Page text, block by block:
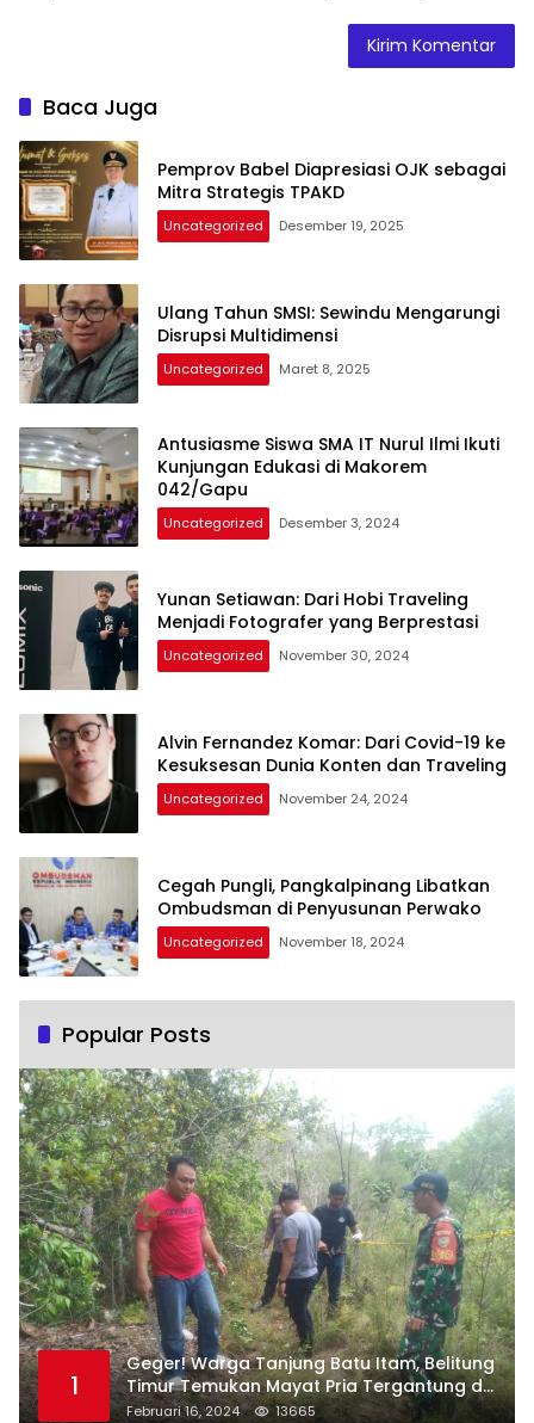
Baca Juga
Pemprov Babel Diapresiasi OJK sebagai
Mitra Strategis TPAKD
Uncategorized Desember 19, 2025
Ulang Tahun SMSI: Sewindu Mengarungi
Disrupsi Multidimensi
Uncategorized Maret 8, 2025
Antusiasme Siswa SMA IT Nurul Ilmi Ikuti
Kunjungan Edukasi di Makorem
042/Gapu
Uncategorized Desember 3, 2024
Yunan Setiawan: Dari Hobi Traveling
Menjadi Fotografer yang Berprestasi
Uncategorized November 30, 2024
Alvin Fernandez Komar: Dari Covid-19 ke
Kesuksesan Dunia Konten dan Traveling
Uncategorized November 24, 2024
Cegah Pungli, Pangkalpinang Libatkan
Ombudsman di Penyusunan Perwako
Uncategorized November 18, 2024
Popular Posts
1
Geger! Warga Tanjung Batu Itam, Belitung
Timur Temukan Mayat Pria Tergantung di
Pohon
Februari 16, 2024 13665